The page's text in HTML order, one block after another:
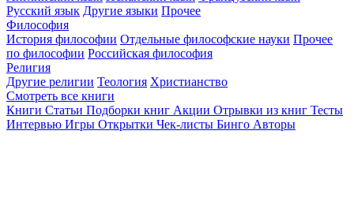
Русский язык Другие языки Прочее
Философия
История философии Отдельные философские науки Прочее
по философии Российская философия
Религия
Другие религии Теология Христианство
Смотреть все книги
Книги Статьи Подборки книг Акции Отрывки из книг Тесты
Интервью Игры Открытки Чек-листы Бинго Авторы